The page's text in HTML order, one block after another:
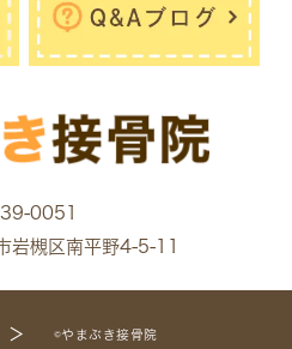
0051
岩槻区南平野4-5-11
＞ ©やまぶき接骨院